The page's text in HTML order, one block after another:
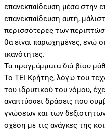
επανεκπαίδευση µέσα στην
επανεκπαίδευση αυτή,
περισσότερες των
θα είναι παρωχημένες, ενώ
ικανότητες.
Τα προγράμματα διά βίου
Το ΤΕΙ Κρήτης, λόγω του
του ιδρυτικού του νόμου,
αναπτύσσει δράσεις που
γνώσεων και των
σχέση με τις ανάγκες της